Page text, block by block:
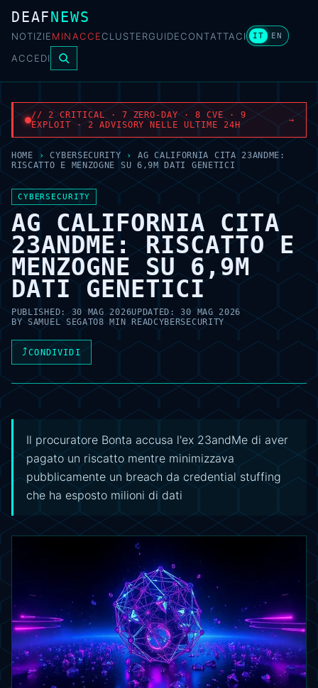
DEAFNEWS
NOTIZIEMINACCECLUSTERGUIDECONTATTACI IT EN
ACCEDI
// 2 CRITICAL · 7 ZERO-DAY · 8 CVE · 9
EXPLOIT · 2 ADVISORY NELLE ULTIME 24H
→
HOME › CYBERSECURITY ›
AG CALIFORNIA CITA 23ANDME:
RISCATTO E MENZOGNE SU 6,9M DATI GENETICI
CYBERSECURITY
AG CALIFORNIA CITA
23ANDME: RISCATTO E
MENZOGNE SU 6,9M
DATI GENETICI
PUBLISHED:30 MAG 2026UPDATED:30 MAG 2026
BYSAMUEL SEGATO8 MIN READCYBERSECURITY
⤴CONDIVIDI
Il procuratore Bonta accusa l'ex 23andMe di aver
pagato un riscatto mentre minimizzava
pubblicamente un breach da credential stuffing
che ha esposto milioni di dati